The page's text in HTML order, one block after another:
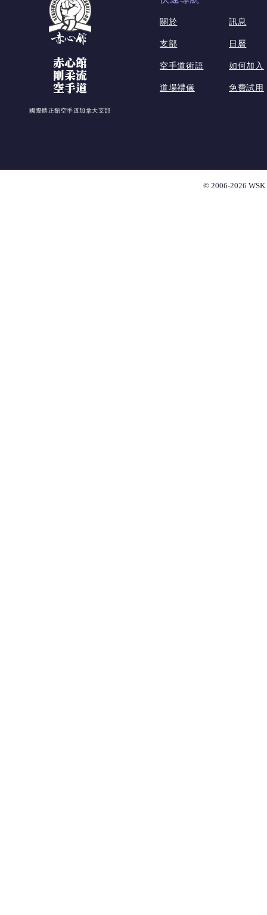
赤心館
剛柔流
空手道
國際勝正館空手道加拿大支部
關於
支部
空手道術語
道場禮儀
訊息
日曆
如何加入
免費試用
© 2006-2026 WSK